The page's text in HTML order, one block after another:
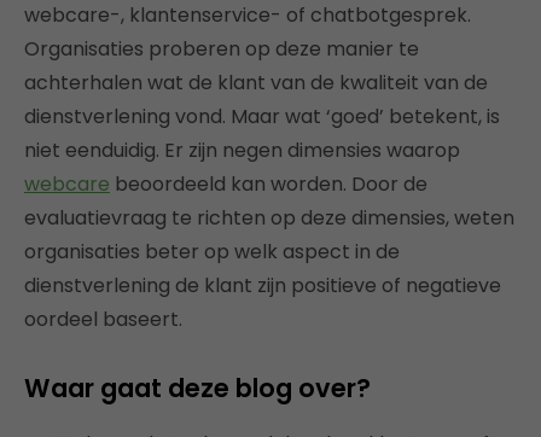
webcare-, klantenservice- of chatbotgesprek.
Organisaties proberen op deze manier te
achterhalen wat de klant van de kwaliteit van de
dienstverlening vond. Maar wat ‘goed’ betekent, is
niet eenduidig. Er zijn negen dimensies waarop
webcare beoordeeld kan worden. Door de
evaluatievraag te richten op deze dimensies, weten
organisaties beter op welk aspect in de
dienstverlening de klant zijn positieve of negatieve
oordeel baseert.
Waar gaat deze blog over?